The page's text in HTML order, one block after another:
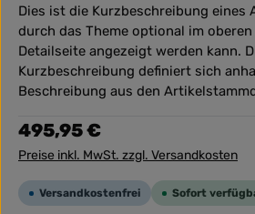
Dies ist die Kurzbeschreibung eines
durch das Theme optional im
Detailseite angezeigt werden kann.
Kurzbeschreibung definiert sich
Beschreibung aus den
Regulärer Preis:
495,95 €
Preise inkl. MwSt. zzgl. Versandkosten
Versandkostenfrei Sofort